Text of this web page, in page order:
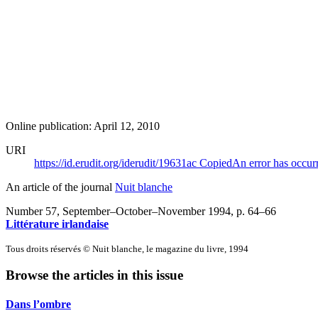
Online publication: April 12, 2010
URI
https://id.erudit.org/iderudit/19631ac CopiedAn error has
An article of the journal Nuit blanche
Number 57, September–October–November 1994, p. 64–66
Littérature irlandaise
Tous droits réservés © Nuit blanche, le magazine du livre, 1994
Browse the articles in this issue
Dans l’ombre